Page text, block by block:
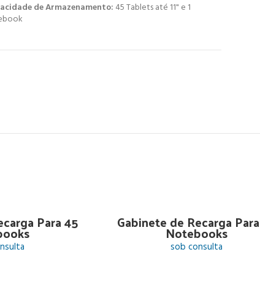
de Armazenamento: 45 Tablets até 11" e 1
Para 45 Gabinete de Recarga
Notebooks
sob consulta